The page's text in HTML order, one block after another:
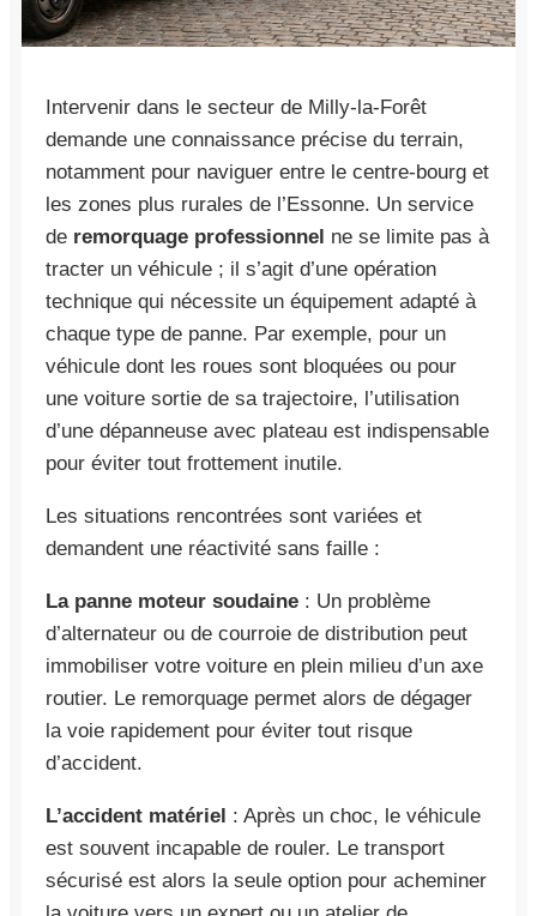
Intervenir dans le secteur de Milly-la-Forêt
demande une connaissance précise du terrain,
notamment pour naviguer entre le centre-bourg et
les zones plus rurales de l’Essonne. Un service
de remorquage professionnel ne se limite pas à
tracter un véhicule ; il s’agit d’une opération
technique qui nécessite un équipement adapté à
chaque type de panne. Par exemple, pour un
véhicule dont les roues sont bloquées ou pour
une voiture sortie de sa trajectoire, l’utilisation
d’une dépanneuse avec plateau est indispensable
pour éviter tout frottement inutile.
Les situations rencontrées sont variées et
demandent une réactivité sans faille :
La panne moteur soudaine : Un problème
d’alternateur ou de courroie de distribution peut
immobiliser votre voiture en plein milieu d’un axe
routier. Le remorquage permet alors de dégager
la voie rapidement pour éviter tout risque
d’accident.
L’accident matériel : Après un choc, le véhicule
est souvent incapable de rouler. Le transport
sécurisé est alors la seule option pour acheminer